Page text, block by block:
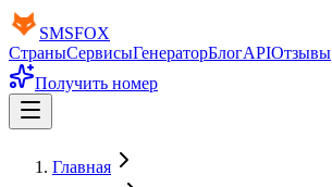
SMSFOX
СтраныСервисыГенераторБлогAPIОтзывы
Получить номер
Главная